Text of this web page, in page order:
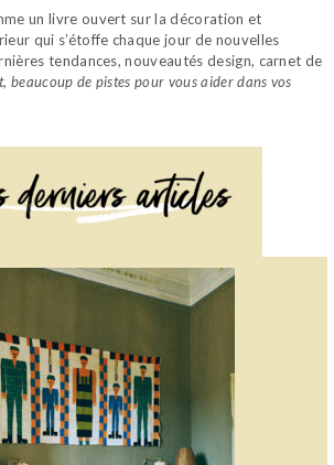
un livre ouvert sur la décoration et
qui s’étoffe chaque jour de nouvelles
tendances, nouveautés design, carnet de
beaucoup de pistes pour vous aider dans vos